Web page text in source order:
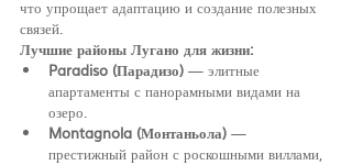
что упрощает адаптацию и создание полезных
связей.
Лучшие районы Лугано для жизни:
Paradiso (Парадизо) — элитные
апартаменты с панорамными видами на
озеро.
Montagnola (Монтаньола) —
престижный район с роскошными виллами,